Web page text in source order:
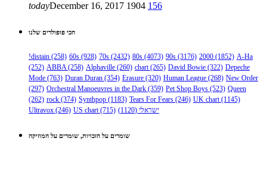
todayDecember 16, 2017 1904 156
הכי פופולרים שלנו
!distain (258) 60s (928) 70s (2432) 80s (4073) 90s (3176) 2000 (1852) A-Ha
(252) ABBA(258) Alphaville (260) chart(265) David Bowie (322) Depeche
Mode (763) Duran Duran (354) Erasure (320) Human League (268) New Order
(297) Orchestral Manoeuvres in the Dark (359) Pet Shop Boys (523) Queen
(262) rock (374) Synthpop (1183) Tears For Fears (246) UK chart(1145)
Ultravox (246) US chart(715) ישראלי (1120)
שומרים על הזכויות, שומרים על המוזיקה